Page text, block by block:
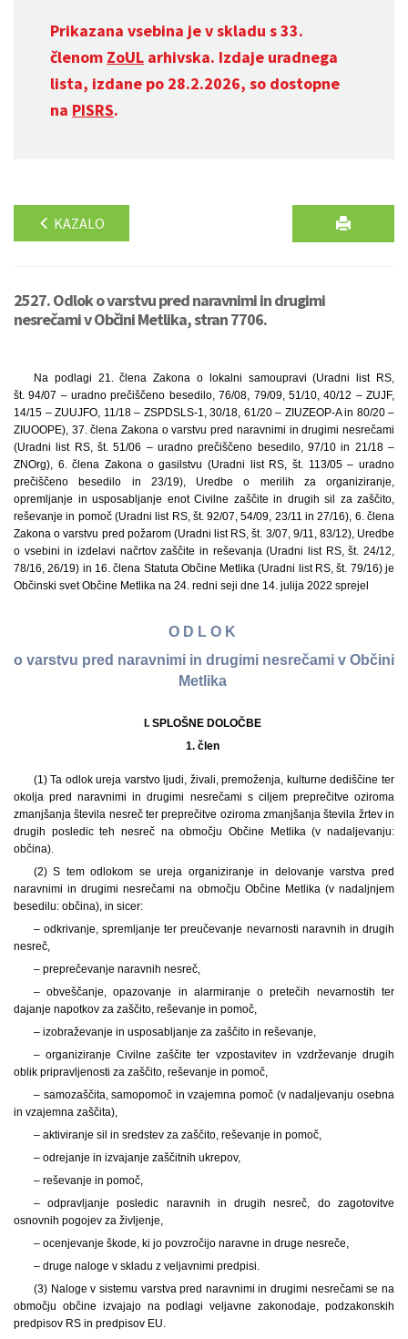
Prikazana vsebina je v skladu s 33.
členom ZoUL arhivska. Izdaje uradnega
lista, izdane po 28.2.2026, so dostopne
na PISRS.
KAZALO
2527. Odlok o varstvu pred naravnimi in drugimi
nesrečami v Občini Metlika, stran 7706.
Na podlagi 21. člena Zakona o lokalni samoupravi (Uradni list RS,
št. 94/07 – uradno prečiščeno besedilo, 76/08, 79/09, 51/10, 40/12 – ZUJF,
14/15 – ZUUJFO, 11/18 – ZSPDSLS-1, 30/18, 61/20 – ZIUZEOP-A in 80/20 –
ZIUOOPE), 37. člena Zakona o varstvu pred naravnimi in drugimi nesrečami
(Uradni list RS, št. 51/06 – uradno prečiščeno besedilo, 97/10 in 21/18 –
ZNOrg), 6. člena Zakona o gasilstvu (Uradni list RS, št. 113/05 – uradno
prečiščeno besedilo in 23/19), Uredbe o merilih za organiziranje,
opremljanje in usposabljanje enot Civilne zaščite in drugih sil za zaščito,
reševanje in pomoč (Uradni list RS, št. 92/07, 54/09, 23/11 in 27/16), 6. člena
Zakona o varstvu pred požarom (Uradni list RS, št. 3/07, 9/11, 83/12), Uredbe
o vsebini in izdelavi načrtov zaščite in reševanja (Uradni list RS, št. 24/12,
78/16, 26/19) in 16. člena Statuta Občine Metlika (Uradni list RS, št. 79/16) je
Občinski svet Občine Metlika na 24. redni seji dne 14. julija 2022 sprejel
O D L O K
o varstvu pred naravnimi in drugimi nesrečami v Občini
Metlika
I. SPLOŠNE DOLOČBE
1. člen
(1) Ta odlok ureja varstvo ljudi, živali, premoženja, kulturne dediščine ter
okolja pred naravnimi in drugimi nesrečami s ciljem preprečitve oziroma
zmanjšanja števila nesreč ter preprečitve oziroma zmanjšanja števila žrtev in
drugih posledic teh nesreč na območju Občine Metlika (v nadaljevanju:
občina).
(2) S tem odlokom se ureja organiziranje in delovanje varstva pred
naravnimi in drugimi nesrečami na območju Občine Metlika (v nadaljnjem
besedilu: občina), in sicer:
– odkrivanje, spremljanje ter preučevanje nevarnosti naravnih in drugih
nesreč,
– preprečevanje naravnih nesreč,
– obveščanje, opazovanje in alarmiranje o pretečih nevarnostih ter
dajanje napotkov za zaščito, reševanje in pomoč,
– izobraževanje in usposabljanje za zaščito in reševanje,
– organiziranje Civilne zaščite ter vzpostavitev in vzdrževanje drugih
oblik pripravljenosti za zaščito, reševanje in pomoč,
– samozaščita, samopomoč in vzajemna pomoč (v nadaljevanju osebna
in vzajemna zaščita),
– aktiviranje sil in sredstev za zaščito, reševanje in pomoč,
– odrejanje in izvajanje zaščitnih ukrepov,
– reševanje in pomoč,
– odpravljanje posledic naravnih in drugih nesreč, do zagotovitve
osnovnih pogojev za življenje,
– ocenjevanje škode, ki jo povzročijo naravne in druge nesreče,
– druge naloge v skladu z veljavnimi predpisi.
(3) Naloge v sistemu varstva pred naravnimi in drugimi nesrečami se na
območju občine izvajajo na podlagi veljavne zakonodaje, podzakonskih
predpisov RS in predpisov EU.